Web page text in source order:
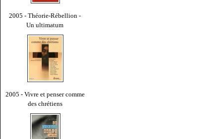
2005 - Théorie-Rébellion -
Un ultimatum
2005 - Vivre et penser comme
des chrétiens